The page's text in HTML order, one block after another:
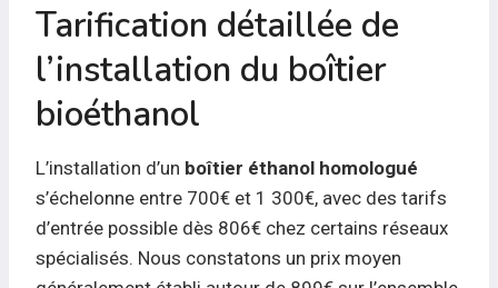
Tarification détaillée de
l’installation du boîtier
bioéthanol
L’installation d’un boîtier éthanol homologué
s’échelonne entre 700€ et 1 300€, avec des tarifs
d’entrée possible dès 806€ chez certains réseaux
spécialisés. Nous constatons un prix moyen